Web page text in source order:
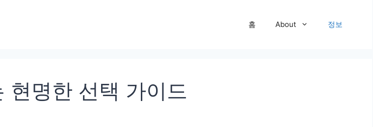
홈 About 정보
현명한 선택 가이드